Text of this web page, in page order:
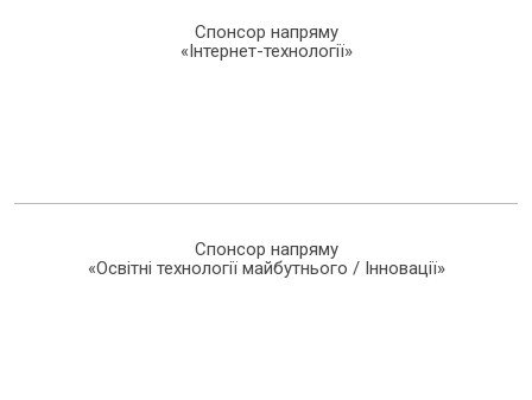
Спонсор напряму
«Інтернет-технології»
Спонсор напряму
«Освітні технології майбутнього / Інновації»